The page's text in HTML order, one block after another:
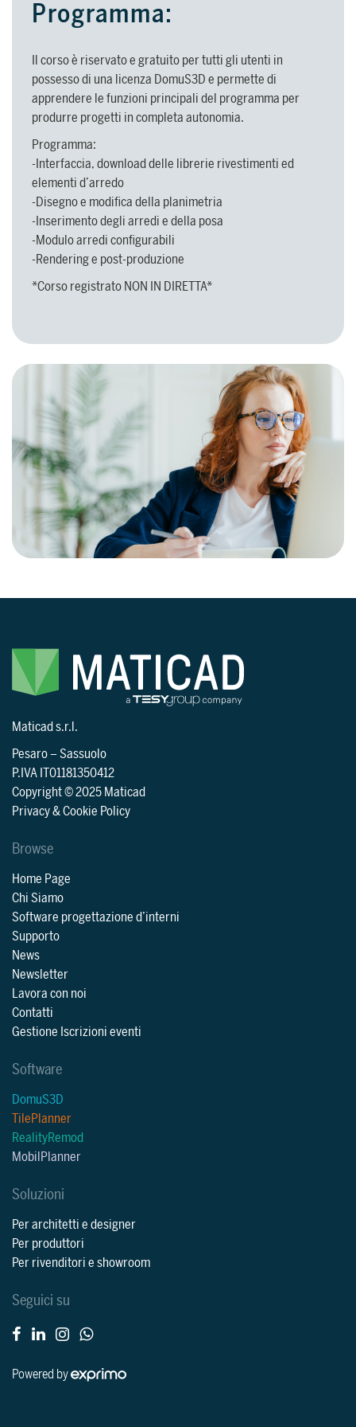
SUPPORTO
Servizi di assistenza per guidarti
nell’utilizzo del software,
dall’installazione alla realizzazione dei
progetti.
Scopri
PER ARCHITETTI E DESIGNER
PER ARCHITETTI E DESIGNER
Programma:
Il corso è riservato e gratuito per tutti gli utenti in
possesso di una licenza DomuS3D e permette di
apprendere le funzioni principali del programma per
produrre progetti in completa autonomia.
Programma:
-Interfaccia, download delle librerie rivestimenti ed
elementi d’arredo
-Disegno e modifica della planimetria
-Inserimento degli arredi e della posa
-Modulo arredi configurabili
-Rendering e post-produzione
*Corso registrato NON IN DIRETTA*
Maticad s.r.l.
Pesaro–Sassuolo
P.IVA IT01181350412
Copyright © 2025 Maticad
Privacy & Cookie Policy
Browse
Home Page
Chi Siamo
Software progettazione d’interni
Supporto
News
Newsletter
Lavora con noi
Contatti
Gestione Iscrizioni eventi
Software
DomuS3D
TilePlanner
RealityRemod
MobilPlanner
Soluzioni
Per architetti e designer
Per produttori
Per rivenditori e showroom
Seguici su
Powered by